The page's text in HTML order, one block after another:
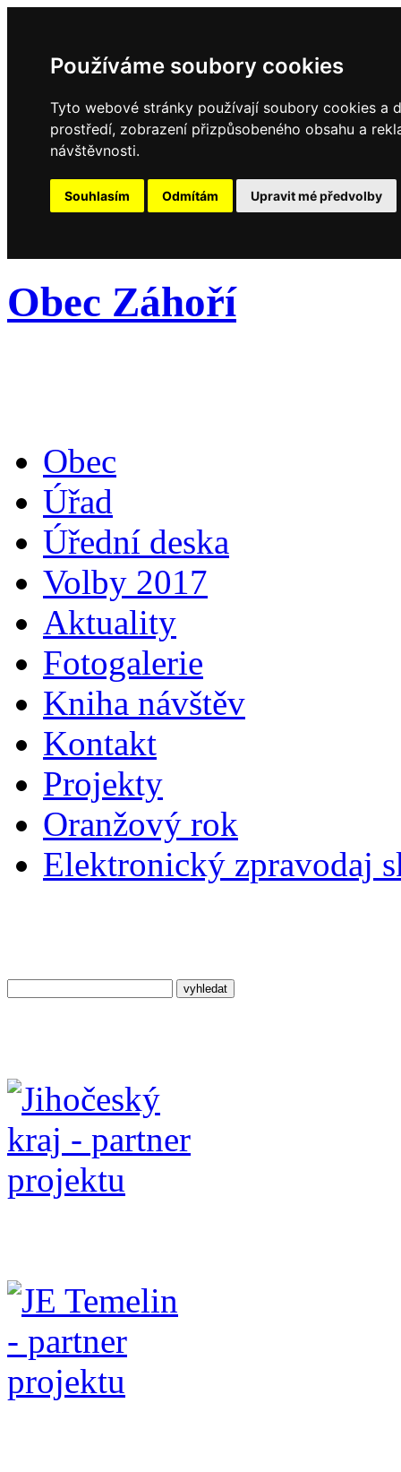
Používáme soubory cookies
Tyto webové stránky používají soubory cookies a
prostředí, zobrazení přizpůsobeného obsahu a
návštěvnosti.
Souhlasím Odmítám Upravit mé předvolby
Obec Záhoří
Obec
Úřad
Úřední deska
Volby 2017
Aktuality
Fotogalerie
Kniha návštěv
Kontakt
Projekty
Oranžový rok
Elektronický zpravodaj